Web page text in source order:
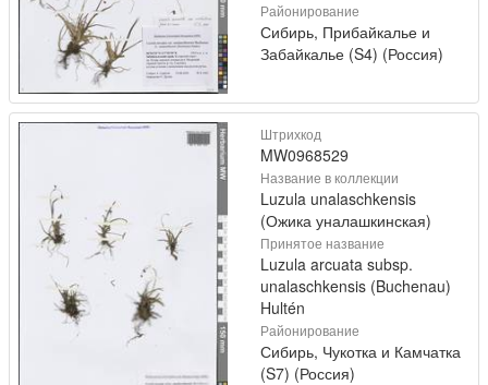
Районирование
Сибирь, Прибайкалье и
Забайкалье (S4) (Россия)
Штрихкод
MW0968529
Название в коллекции
Luzula unalaschkensis
(Ожика уналашкинская)
Принятое название
Luzula arcuata subsp.
unalaschkensis (Buchenau)
Hultén
Районирование
Сибирь, Чукотка и Камчатка
(S7) (Россия)